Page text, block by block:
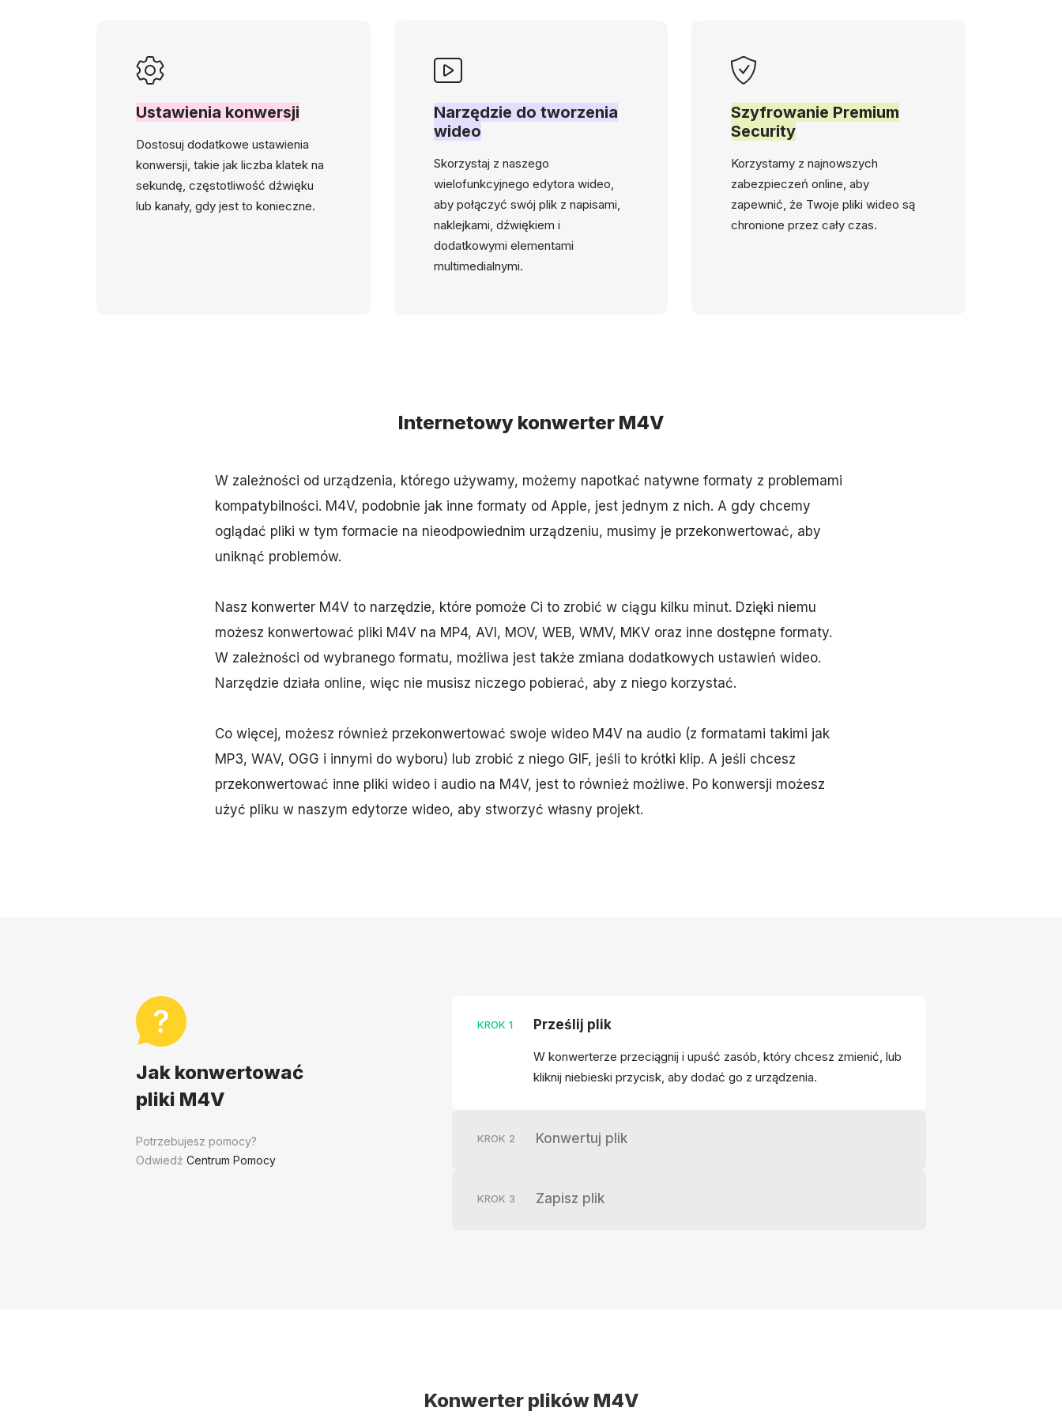
Ustawienia konwersji
Dostosuj dodatkowe ustawienia
konwersji, takie jak liczba klatek na
sekundę, częstotliwość dźwięku
lub kanały, gdy jest to konieczne.
Narzędzie do tworzenia
wideo
Skorzystaj z naszego
wielofunkcyjnego edytora wideo,
aby połączyć swój plik z napisami,
naklejkami, dźwiękiem i
dodatkowymi elementami
multimedialnymi.
Szyfrowanie Premium
Security
Korzystamy z najnowszych
zabezpieczeń online, aby
zapewnić, że Twoje pliki wideo są
chronione przez cały czas.
Internetowy konwerter M4V
W zależności od urządzenia, którego używamy, możemy napotkać natywne formaty z problemami
kompatybilności. M4V, podobnie jak inne formaty od Apple, jest jednym z nich. A gdy chcemy
oglądać pliki w tym formacie na nieodpowiednim urządzeniu, musimy je przekonwertować, aby
uniknąć problemów.
Nasz konwerter M4V to narzędzie, które pomoże Ci to zrobić w ciągu kilku minut. Dzięki niemu
możesz konwertować pliki M4V na MP4, AVI, MOV, WEB, WMV, MKV oraz inne dostępne formaty.
W zależności od wybranego formatu, możliwa jest także zmiana dodatkowych ustawień wideo.
Narzędzie działa online, więc nie musisz niczego pobierać, aby z niego korzystać.
Co więcej, możesz również przekonwertować swoje wideo M4V na audio (z formatami takimi jak
MP3, WAV, OGG i innymi do wyboru) lub zrobić z niego GIF, jeśli to krótki klip. A jeśli chcesz
przekonwertować inne pliki wideo i audio na M4V, jest to również możliwe. Po konwersji możesz
użyć pliku w naszym edytorze wideo, aby stworzyć własny projekt.
Jak konwertować
pliki M4V
Potrzebujesz pomocy?
Odwiedź Centrum Pomocy
KROK 1 Prześlij plik
W konwerterze przeciągnij i upuść zasób, który chcesz zmienić, lub
kliknij niebieski przycisk, aby dodać go z urządzenia.
KROK 2 Konwertuj plik
KROK 3 Zapisz plik
Konwerter plików M4V